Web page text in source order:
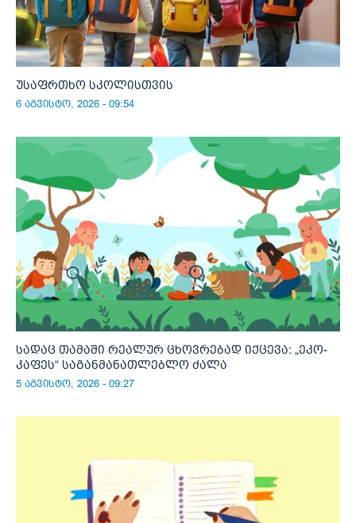
უსაფრთხო სკოლისთვის
6 აგვისტო, 2026 - 09:54
სადაც თამაში რეალურ ცხოვრებად იქცევა: „ეკო-
კაფეს“ საგანმანათლებლო ძალა
5 აგვისტო, 2026 - 09:27